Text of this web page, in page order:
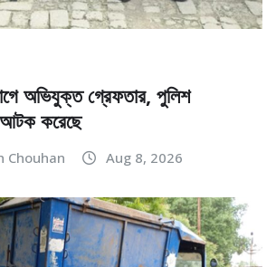
অভিযুক্ত গ্রেফতার, পুলিশ
করেছে
Chouhan Aug 8, 2026